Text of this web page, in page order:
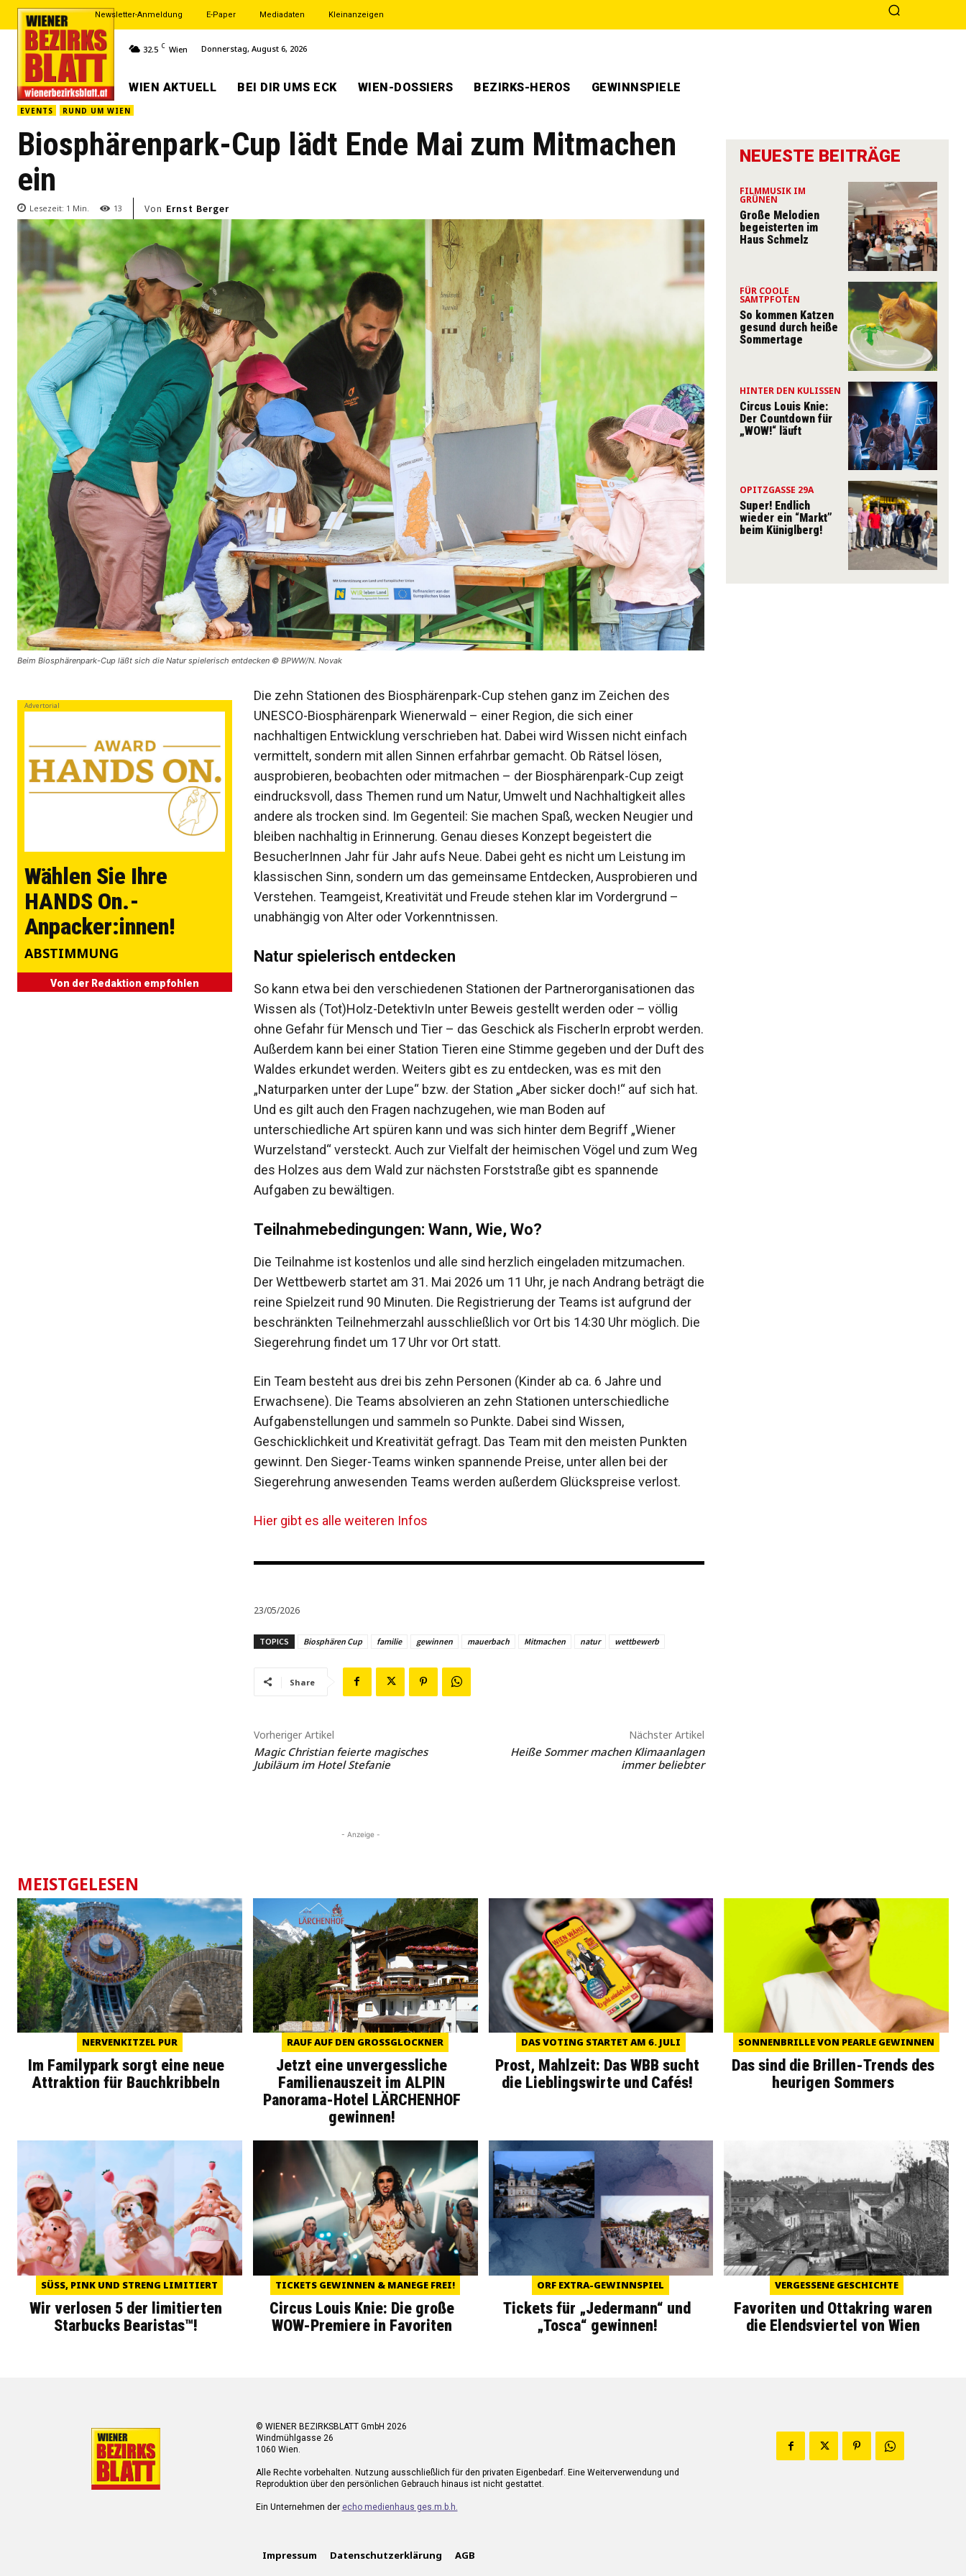
Newsletter-Anmeldung E-Paper Mediadaten Kleinanzeigen
32.5 C Wien Donnerstag, August 6, 2026
WIEN AKTUELL BEI DIR UMS ECK WIEN-DOSSIERS BEZIRKS-HEROS GEWINNSPIELE
EVENTS RUND UM WIEN
Biosphärenpark-Cup lädt Ende Mai zum Mitmachen
ein
Lesezeit: 1 Min. 13 Von Ernst Berger
Beim Biosphärenpark-Cup läßt sich die Natur spielerisch entdecken © BPWW/N. Novak
Advertorial
Wählen Sie Ihre
HANDS On.-
Anpacker:innen!
ABSTIMMUNG
Von der Redaktion empfohlen
Die zehn Stationen des Biosphärenpark-Cup stehen ganz im Zeichen des
UNESCO-Biosphärenpark Wienerwald – einer Region, die sich einer
nachhaltigen Entwicklung verschrieben hat. Dabei wird Wissen nicht einfach
vermittelt, sondern mit allen Sinnen erfahrbar gemacht. Ob Rätsel lösen,
ausprobieren, beobachten oder mitmachen – der Biosphärenpark-Cup zeigt
eindrucksvoll, dass Themen rund um Natur, Umwelt und Nachhaltigkeit alles
andere als trocken sind. Im Gegenteil: Sie machen Spaß, wecken Neugier und
bleiben nachhaltig in Erinnerung. Genau dieses Konzept begeistert die
BesucherInnen Jahr für Jahr aufs Neue. Dabei geht es nicht um Leistung im
klassischen Sinn, sondern um das gemeinsame Entdecken, Ausprobieren und
Verstehen. Teamgeist, Kreativität und Freude stehen klar im Vordergrund –
unabhängig von Alter oder Vorkenntnissen.
Natur spielerisch entdecken
So kann etwa bei den verschiedenen Stationen der Partnerorganisationen das
Wissen als (Tot)Holz-DetektivIn unter Beweis gestellt werden oder – völlig
ohne Gefahr für Mensch und Tier – das Geschick als FischerIn erprobt werden.
Außerdem kann bei einer Station Tieren eine Stimme gegeben und der Duft des
Waldes erkundet werden. Weiters gibt es zu entdecken, was es mit den
„Naturparken unter der Lupe“ bzw. der Station „Aber sicker doch!“ auf sich hat.
Und es gilt auch den Fragen nachzugehen, wie man Boden auf
unterschiedliche Art spüren kann und was sich hinter dem Begriff „Wiener
Wurzelstand“ versteckt. Auch zur Vielfalt der heimischen Vögel und zum Weg
des Holzes aus dem Wald zur nächsten Forststraße gibt es spannende
Aufgaben zu bewältigen.
Teilnahmebedingungen: Wann, Wie, Wo?
Die Teilnahme ist kostenlos und alle sind herzlich eingeladen mitzumachen.
Der Wettbewerb startet am 31. Mai 2026 um 11 Uhr, je nach Andrang beträgt die
reine Spielzeit rund 90 Minuten. Die Registrierung der Teams ist aufgrund der
beschränkten Teilnehmerzahl ausschließlich vor Ort bis 14:30 Uhr möglich. Die
Siegerehrung findet um 17 Uhr vor Ort statt.
Ein Team besteht aus drei bis zehn Personen (Kinder ab ca. 6 Jahre und
Erwachsene). Die Teams absolvieren an zehn Stationen unterschiedliche
Aufgabenstellungen und sammeln so Punkte. Dabei sind Wissen,
Geschicklichkeit und Kreativität gefragt. Das Team mit den meisten Punkten
gewinnt. Den Sieger-Teams winken spannende Preise, unter allen bei der
Siegerehrung anwesenden Teams werden außerdem Glückspreise verlost.
Hier gibt es alle weiteren Infos
23/05/2026
TOPICS Biosphären Cup familie gewinnen mauerbach Mitmachen natur wettbewerb
Share
Vorheriger Artikel
Magic Christian feierte magisches
Jubiläum im Hotel Stefanie
Nächster Artikel
Heiße Sommer machen Klimaanlagen
immer beliebter
- Anzeige -
NEUESTE BEITRÄGE
FILMMUSIK IM
GRÜNEN
Große Melodien
begeisterten im
Haus Schmelz
FÜR COOLE
SAMTPFOTEN
So kommen Katzen
gesund durch heiße
Sommertage
HINTER DEN KULISSEN
Circus Louis Knie:
Der Countdown für
„WOW!“ läuft
OPITZGASSE 29A
Super! Endlich
wieder ein “Markt”
beim Küniglberg!
MEISTGELESEN
NERVENKITZEL PUR
Im Familypark sorgt eine neue
Attraktion für Bauchkribbeln
RAUF AUF DEN GROSSGLOCKNER
Jetzt eine unvergessliche
Familienauszeit im ALPIN
Panorama-Hotel LÄRCHENHOF
gewinnen!
DAS VOTING STARTET AM 6. JULI
Prost, Mahlzeit: Das WBB sucht
die Lieblingswirte und Cafés!
SONNENBRILLE VON PEARLE GEWINNEN
Das sind die Brillen-Trends des
heurigen Sommers
SÜSS, PINK UND STRENG LIMITIERT
Wir verlosen 5 der limitierten
Starbucks Bearistas™!
TICKETS GEWINNEN & MANEGE FREI!
Circus Louis Knie: Die große
WOW-Premiere in Favoriten
ORF EXTRA-GEWINNSPIEL
Tickets für „Jedermann“ und
„Tosca“ gewinnen!
VERGESSENE GESCHICHTE
Favoriten und Ottakring waren
die Elendsviertel von Wien
© WIENER BEZIRKSBLATT GmbH 2026
Windmühlgasse 26
1060 Wien.
Alle Rechte vorbehalten. Nutzung ausschließlich für den privaten Eigenbedarf. Eine Weiterverwendung und
Reproduktion über den persönlichen Gebrauch hinaus ist nicht gestattet.
Ein Unternehmen der echo medienhaus ges.m.b.h.
Impressum Datenschutzerklärung AGB